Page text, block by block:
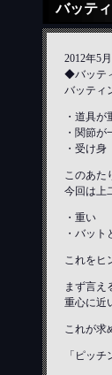
バッテ
2012年5
◆バッテ
バッティ
・道具が
・関節が
・受け身
このあた
今回は上
・重い
・バッ
これをヒ
まず言え
重心に近
これが求
「ピッ